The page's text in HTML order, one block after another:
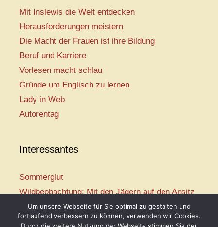
Mit Inslewis die Welt entdecken
Herausforderungen meistern
Die Macht der Frauen ist ihre Bildung
Beruf und Karriere
Vorlesen macht schlau
Gründe um Englisch zu lernen
Lady in Web
Autorentag
Interessantes
Sommerglut
Wildbeobachtung: Mit den Jägern auf den Ansitz
Mir ist so heiß
Mission: Rettungsschwimmer
Um unsere Webseite für Sie optimal zu gestalten und
fortlaufend verbessern zu können, verwenden wir Cookies.